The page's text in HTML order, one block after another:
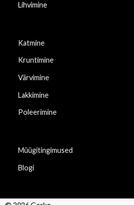
Lihvimine
Katmine
Kruntimine
Värvimine
Lakkimine
Poleerimine
Müügitingimused
Blogi